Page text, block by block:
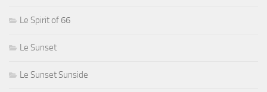
Le Spirit of 66
Le Sunset
Le Sunset Sunside